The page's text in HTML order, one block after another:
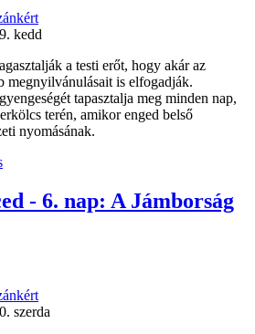
kedd
a testi erőt, hogy akár az
megnyilvánulásait is elfogadják.
tapasztalja meg minden nap,
terén, amikor enged belső
nyomásának.
- 6. nap: A Jámborság
szerda